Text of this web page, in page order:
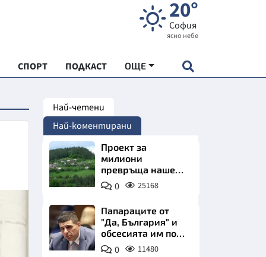
20°
София
ясно небе
СПОРТ ПОДКАСТ ОЩЕ
"ЧУДЕСАТА НА БЪЛГАРИЯ"
ХРАНА
Най-четени
Най-коментирани
Проект за
милиони
превръща наше
село в магнит за
туристи
0 25168
Папараците от
"Да, България" и
обсесията им по
Пеевски
0 11480